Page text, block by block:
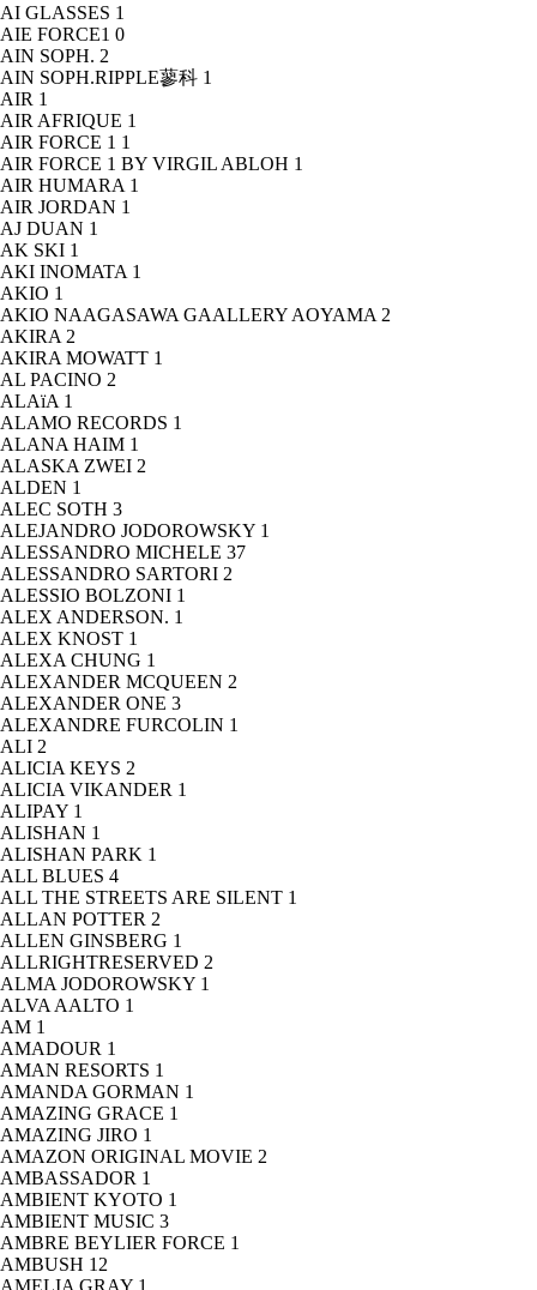
AI GLASSES 1
AIE FORCE1 0
AIN SOPH. 2
AIN SOPH.RIPPLE蓼科 1
AIR 1
AIR AFRIQUE 1
AIR FORCE 1 1
AIR FORCE 1 BY VIRGIL ABLOH 1
AIR HUMARA 1
AIR JORDAN 1
AJ DUAN 1
AK SKI 1
AKI INOMATA 1
AKIO 1
AKIO NAAGASAWA GAALLERY AOYAMA 2
AKIRA 2
AKIRA MOWATT 1
AL PACINO 2
ALAïA 1
ALAMO RECORDS 1
ALANA HAIM 1
ALASKA ZWEI 2
ALDEN 1
ALEC SOTH 3
ALEJANDRO JODOROWSKY 1
ALESSANDRO MICHELE 37
ALESSANDRO SARTORI 2
ALESSIO BOLZONI 1
ALEX ANDERSON. 1
ALEX KNOST 1
ALEXA CHUNG 1
ALEXANDER MCQUEEN 2
ALEXANDER ONE 3
ALEXANDRE FURCOLIN 1
ALI 2
ALICIA KEYS 2
ALICIA VIKANDER 1
ALIPAY 1
ALISHAN 1
ALISHAN PARK 1
ALL BLUES 4
ALL THE STREETS ARE SILENT 1
ALLAN POTTER 2
ALLEN GINSBERG 1
ALLRIGHTRESERVED 2
ALMA JODOROWSKY 1
ALVA AALTO 1
AM 1
AMADOUR 1
AMAN RESORTS 1
AMANDA GORMAN 1
AMAZING GRACE 1
AMAZING JIRO 1
AMAZON ORIGINAL MOVIE 2
AMBASSADOR 1
AMBIENT KYOTO 1
AMBIENT MUSIC 3
AMBRE BEYLIER FORCE 1
AMBUSH 12